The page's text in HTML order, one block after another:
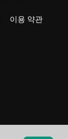
이용 약관